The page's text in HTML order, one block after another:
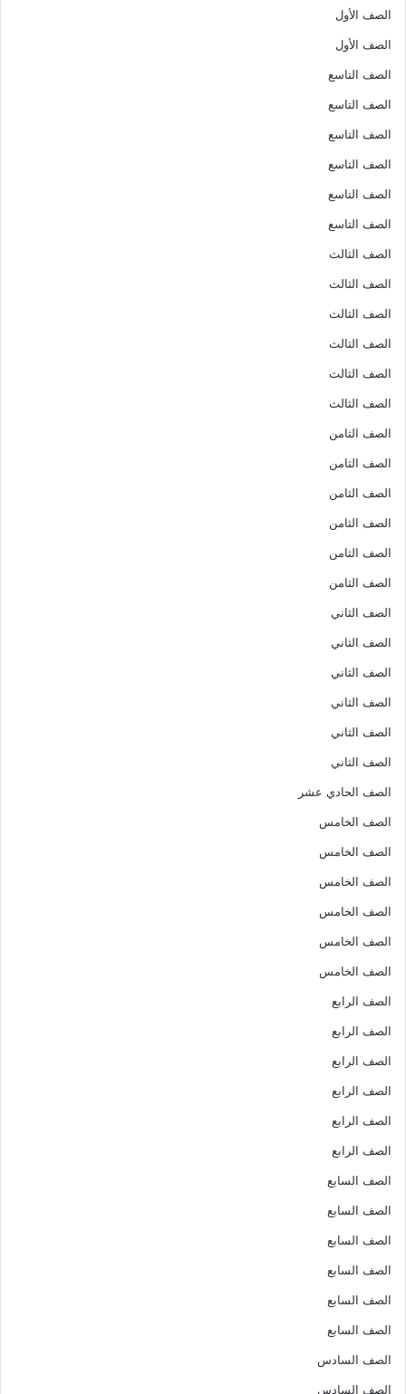
الصف الأول
الصف الأول
الصف التاسع
الصف التاسع
الصف التاسع
الصف التاسع
الصف التاسع
الصف التاسع
الصف الثالث
الصف الثالث
الصف الثالث
الصف الثالث
الصف الثالث
الصف الثالث
الصف الثامن
الصف الثامن
الصف الثامن
الصف الثامن
الصف الثامن
الصف الثامن
الصف الثاني
الصف الثاني
الصف الثاني
الصف الثاني
الصف الثاني
الصف الثاني
الصف الحادي عشر
الصف الخامس
الصف الخامس
الصف الخامس
الصف الخامس
الصف الخامس
الصف الخامس
الصف الرابع
الصف الرابع
الصف الرابع
الصف الرابع
الصف الرابع
الصف الرابع
الصف السابع
الصف السابع
الصف السابع
الصف السابع
الصف السابع
الصف السابع
الصف السادس
الصف السادس